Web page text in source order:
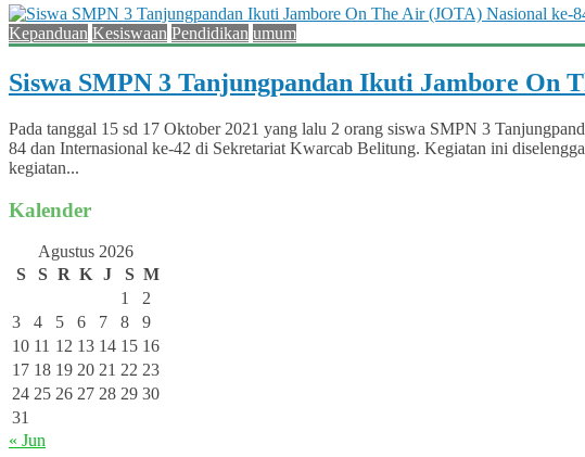
Kepanduan Kesiswaan Pendidikan umum
Siswa SMPN 3 Tanjungpandan Ikuti Jambore On
Pada tanggal 15 sd 17 Oktober 2021 yang lalu 2 orang siswa SMPN 3
84 dan Internasional ke-42 di Sekretariat Kwarcab Belitung. Kegiatan ini
kegiatan...
Kalender
Agustus 2026
S
S R K J S M
1
2
3
4 5 6 7 8
9
10 11 12 13 14 15 16
17 18 19 20 21 22 23
24 25 26 27 28 29 30
31
« Jun